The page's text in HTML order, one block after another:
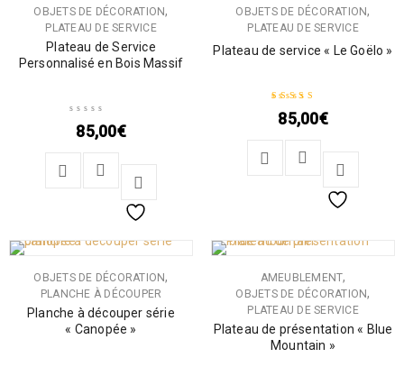
OBJETS DE DÉCORATION,
PLATEAU DE SERVICE
Plateau de Service
Personnalisé en Bois Massif
85,00€
OBJETS DE DÉCORATION,
PLATEAU DE SERVICE
Plateau de service « Le Goëlo »
Note5.00sur 5
85,00€
OBJETS DE DÉCORATION,
PLANCHE À DÉCOUPER
Planche à découper série
« Canopée »
AMEUBLEMENT,
OBJETS DE DÉCORATION,
PLATEAU DE SERVICE
Plateau de présentation « Blue
Mountain »